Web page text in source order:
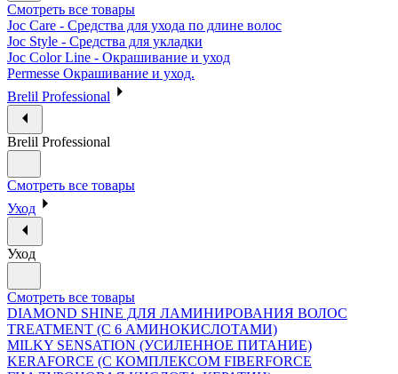
Смотреть все товары
Joc Care - Средства для ухода по длине волос
Joc Style - Средства для укладки
Joc Color Line - Окрашивание и уход
Permesse Окрашивание и уход.
Brelil Professional
Brelil Professional
Смотреть все товары
Уход
Уход
Смотреть все товары
DIAMOND SHINE ДЛЯ ЛАМИНИРОВАНИЯ ВОЛОС
TREATMENT (С 6 АМИНОКИСЛОТАМИ)
MILKY SENSATION (УСИЛЕННОЕ ПИТАНИЕ)
KERAFORCE (С КОМПЛЕКСОМ FIBERFORCE